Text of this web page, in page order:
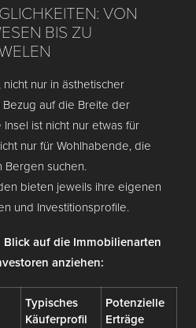
VON
BIS ZU
nur in ästhetischer
Bezug auf die Breite der
ist nicht nur etwas für
nur für Wohlhabende, die
suchen.
bieten jeweils ihre eigenen
und Investitionsprofile.
auf die Immobilienarten
anziehen:
Typisches
Käuferprofil
Potenzielle
Erträge